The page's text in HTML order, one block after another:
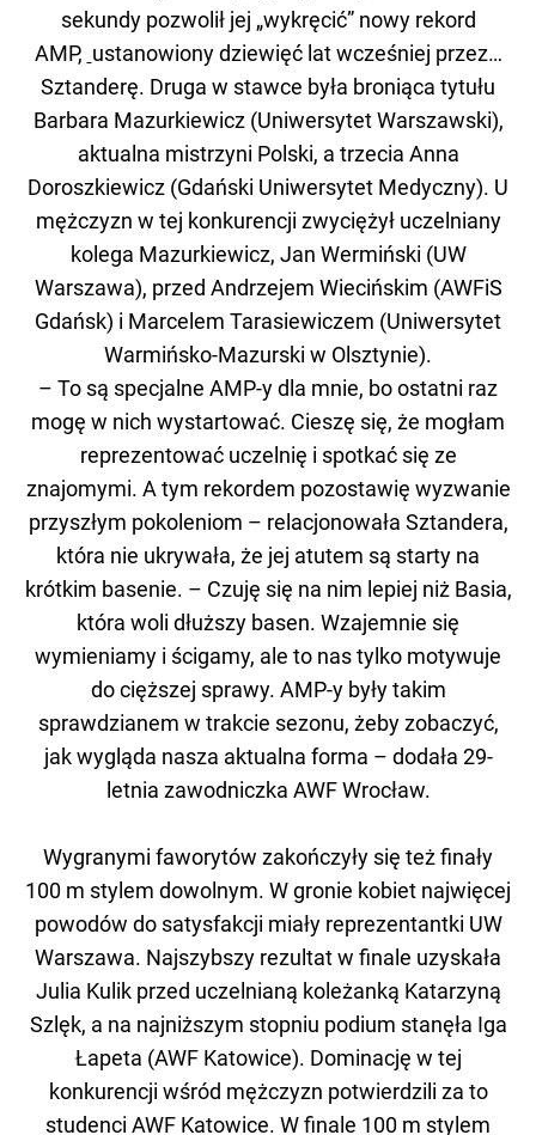
sekundy pozwolił jej „wykręcić” nowy rekord
AMP, ustanowiony dziewięć lat wcześniej przez…
Sztanderę. Druga w stawce była broniąca tytułu
Barbara Mazurkiewicz (Uniwersytet Warszawski),
aktualna mistrzyni Polski, a trzecia Anna
Doroszkiewicz (Gdański Uniwersytet Medyczny). U
mężczyzn w tej konkurencji zwyciężył uczelniany
kolega Mazurkiewicz, Jan Wermiński (UW
Warszawa), przed Andrzejem Wiecińskim (AWFiS
Gdańsk) i Marcelem Tarasiewiczem (Uniwersytet
Warmińsko-Mazurski w Olsztynie).
– To są specjalne AMP-y dla mnie, bo ostatni raz
mogę w nich wystartować. Cieszę się, że mogłam
reprezentować uczelnię i spotkać się ze
znajomymi. A tym rekordem pozostawię wyzwanie
przyszłym pokoleniom – relacjonowała Sztandera,
która nie ukrywała, że jej atutem są starty na
krótkim basenie. – Czuję się na nim lepiej niż Basia,
która woli dłuższy basen. Wzajemnie się
wymieniamy i ścigamy, ale to nas tylko motywuje
do cięższej sprawy. AMP-y były takim
sprawdzianem w trakcie sezonu, żeby zobaczyć,
jak wygląda nasza aktualna forma – dodała 29-
letnia zawodniczka AWF Wrocław.
Wygranymi faworytów zakończyły się też finały
100 m stylem dowolnym. W gronie kobiet najwięcej
powodów do satysfakcji miały reprezentantki UW
Warszawa. Najszybszy rezultat w finale uzyskała
Julia Kulik przed uczelnianą koleżanką Katarzyną
Szlęk, a na najniższym stopniu podium stanęła Iga
Łapeta (AWF Katowice). Dominację w tej
konkurencji wśród mężczyzn potwierdzili za to
studenci AWF Katowice. W finale 100 m stylem